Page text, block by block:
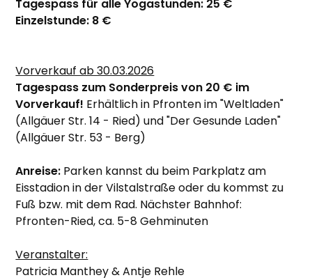
Tagespass für alle Yogastunden: 25 €
Einzelstunde: 8 €
Vorverkauf ab 30.03.2026
Tagespass zum Sonderpreis von 20 € im
Vorverkauf! Erhältlich in Pfronten im "Weltladen"
(Allgäuer Str. 14 - Ried) und "Der Gesunde Laden"
(Allgäuer Str. 53 - Berg)
Anreise: Parken kannst du beim Parkplatz am
Eisstadion in der Vilstalstraße oder du kommst zu
Fuß bzw. mit dem Rad. Nächster Bahnhof:
Pfronten-Ried, ca. 5-8 Gehminuten
Veranstalter:
Patricia Manthey & Antje Rehle